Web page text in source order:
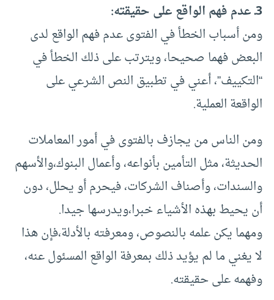
3ـ عدم فهم الواقع على حقيقته:
ومن أسباب الخطأ في الفتوى عدم فهم الواقع لدى
البعض فهما صحيحا، ويترتب على ذلك الخطأ في
“التكييف”، أعني في تطبيق النص الشرعي على
الواقعة العملية.
ومن الناس من يجازف بالفتوى في أمور المعاملات
الحديثة، مثل التأمين بأنواعه، وأعمال البنوك،والأسهم
والسندات، وأصناف الشركات، فيحرم أو يحلل، دون
أن يحيط بهذه الأشياء خبرا،ويدرسها جيدا.
ومهما يكن علمه بالنصوص، ومعرفته بالأدلة،فإن هذا
لا يغني ما لم يؤيد ذلك بمعرفة الواقع المسئول عنه،
وفهمه على حقيقته.